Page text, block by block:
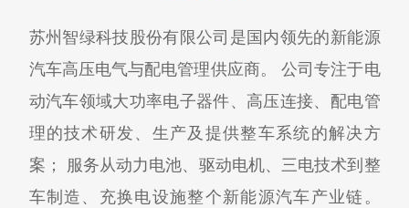
苏州智绿科技股份有限公司是国内领先的新能源
汽车高压电气与配电管理供应商。 公司专注于电
动汽车领域大功率电子器件、高压连接、配电管
理的技术研发、生产及提供整车系统的解决方
案； 服务从动力电池、驱动电机、三电技术到整
车制造、充换电设施整个新能源汽车产业链。